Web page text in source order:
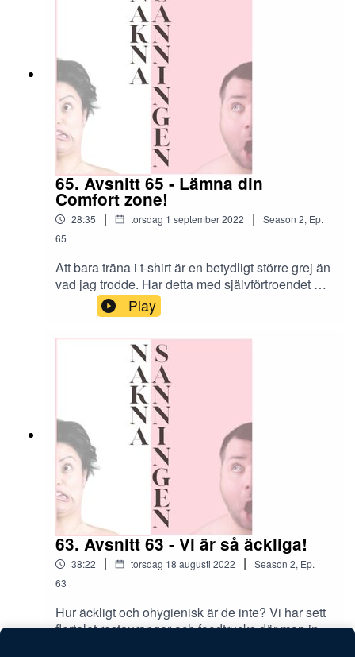
65. Avsnitt 65 - Lämna din
Comfort zone!
28:35 | torsdag 1 september 2022 | Season 2, Ep.
65
Att bara träna i t-shirt är en betydligt större grej än
vad jag trodde. Har detta med självförtroendet att
göra eller hur gör jag för att komma ur den?
Play
63. Avsnitt 63 - Vi är så äckliga!
38:22 | torsdag 18 augusti 2022 | Season 2, Ep.
63
Hur äckligt och ohygienisk är de inte? Vi har sett
flertalet restauranger och foodtrucks där man inte